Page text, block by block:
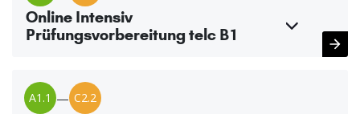
Online Intensiv
Prüfungsvorbereitung telc B1
A1.1 — C2.2